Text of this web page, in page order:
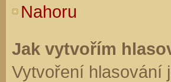
Nahoru
Jak vytvořím
Vytvoření hlasování